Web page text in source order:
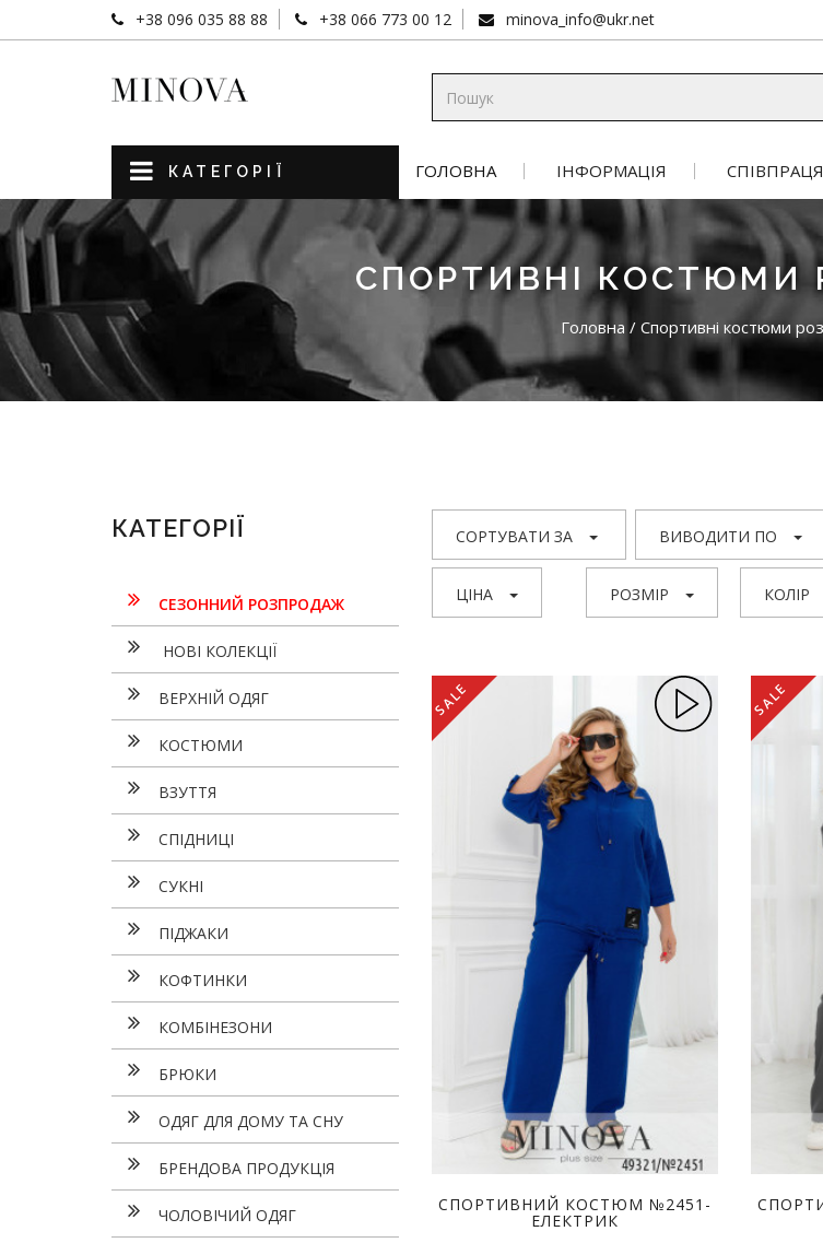
+38 096 035 88 88 +38 066 773 00 12 minova_info@ukr.net
КАТЕГОРІЇ ГОЛОВНА ІНФОРМАЦІЯ
СПОРТИВНІ КОСТЮМИ
Головна / Спортивні костюми
КАТЕГОРІЇ
СЕЗОННИЙ РОЗПРОДАЖ
НОВІ КОЛЕКЦІЇ
ВЕРХНІЙ ОДЯГ
КОСТЮМИ
ВЗУТТЯ
СПІДНИЦІ
СУКНI
ПІДЖАКИ
КОФТИНКИ
КОМБІНЕЗОНИ
БРЮКИ
ОДЯГ ДЛЯ ДОМУ ТА СНУ
БРЕНДОВА ПРОДУКЦІЯ
ЧОЛОВІЧИЙ ОДЯГ
СОРТУВАТИ ЗА ВИВОДИТИ ПО
ЦІНА РОЗМІР КОЛІР
SALE
СПОРТИВНИЙ КОСТЮМ №2451-
ЕЛЕКТРИК
SALE